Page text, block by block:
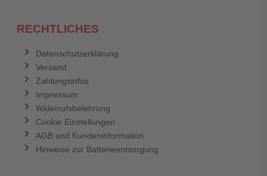
RECHTLICHES
Datenschutzerklärung
Versand
Zahlungsinfos
Impressum
Widerrufsbelehrung
Cookie Einstellungen
AGB und Kundeninformation
Hinweise zur Batterieentsorgung